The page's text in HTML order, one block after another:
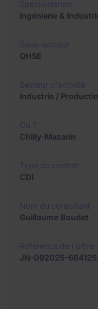
Ingénierie &
QHSE
Industrie /
Chilly-Mazarin
CDI
Guillaume Boudet
JN-092025-